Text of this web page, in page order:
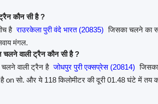
कौन सी है ?
है राउरकेला पुरी वंदे भारत (20835) जिसका चलने का
मंगल.
वाली ट्रैन कौन सी है ?
वाली ट्रैन है जोधपुर पुरी एक्सप्रेस (20814)
सो. और ये 118 किलोमीटर की दूरी 01.48 घंटे में तय